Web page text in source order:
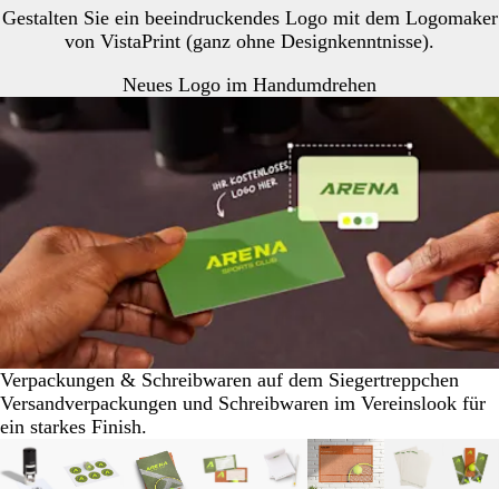
lGestalten Sie ein beeindruckendes Logo mit dem Logomaker
von VistaPrint (ganz ohne Designkenntnisse).
Neues Logo im Handumdrehen
Verpackungen & Schreibwaren auf dem Siegertreppchen
Versandverpackungen und Schreibwaren im Vereinslook für
ein starkes Finish.
Neue Optionen Neue Optionen Neue
Galeriebilder
1